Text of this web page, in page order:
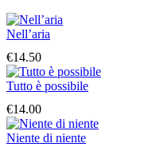
Nell’aria
€14.50
Tutto è possibile
€14.00
Niente di niente